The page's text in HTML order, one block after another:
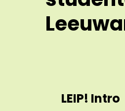
LEIP! Intro